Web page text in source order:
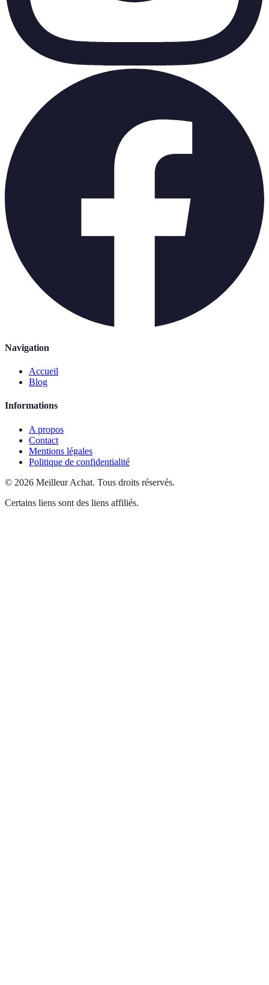
Navigation
Accueil
Blog
Informations
A propos
Contact
Mentions légales
Politique de confidentialité
© 2026 Meilleur Achat. Tous droits réservés.
Certains liens sont des liens affiliés.